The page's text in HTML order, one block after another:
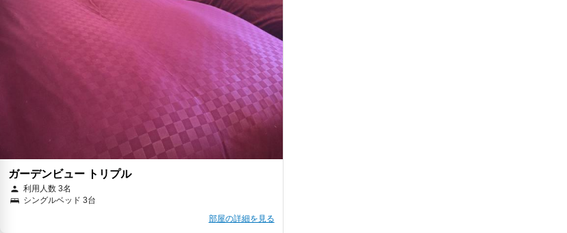
ガーデンビュー トリプル
利用人数 3名
シングルベッド 3台
部屋の詳細を見る